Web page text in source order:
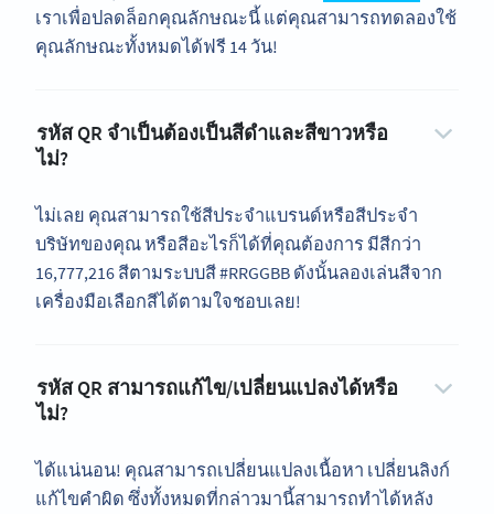
เราเพื่อปลดล็อกคุณลักษณะนี้ แต่คุณสามารถทดลองใช้
คุณลักษณะทั้งหมดได้ฟรี 14 วัน!
รหัส QR จำเป็นต้องเป็นสีดำและสีขาวหรือ
ไม่?
ไม่เลย คุณสามารถใช้สีประจำแบรนด์หรือสีประจำ
บริษัทของคุณ หรือสีอะไรก็ได้ที่คุณต้องการ มีสีกว่า
16,777,216 สีตามระบบสี #RRGGBB ดังนั้นลองเล่นสีจาก
เครื่องมือเลือกสีได้ตามใจชอบเลย!
รหัส QR สามารถแก้ไข/เปลี่ยนแปลงได้หรือ
ไม่?
ได้แน่นอน! คุณสามารถเปลี่ยนแปลงเนื้อหา เปลี่ยนลิงก์
แก้ไขคำผิด ซึ่งทั้งหมดที่กล่าวมานี้สามารถทำได้หลัง